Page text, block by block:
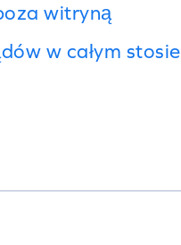
witryną
w całym stosie